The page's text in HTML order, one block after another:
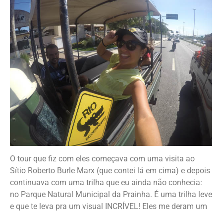
O tour que fiz com eles começava com uma visita ao
Sítio Roberto Burle Marx (que contei lá em cima) e depois
continuava com uma trilha que eu ainda não conhecia:
no Parque Natural Municipal da Prainha. É uma trilha leve
e que te leva pra um visual INCRÍVEL! Eles me deram um